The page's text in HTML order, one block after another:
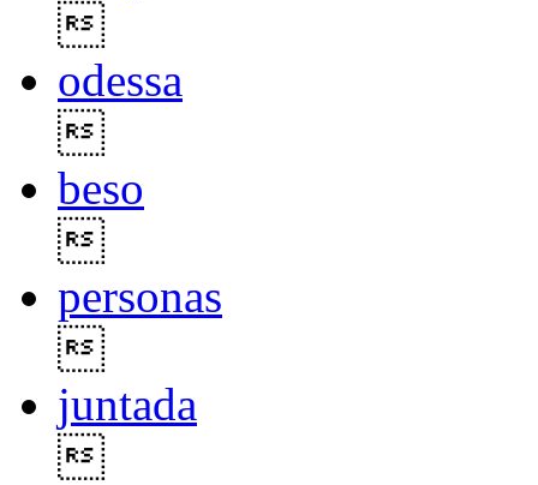
odessa
beso
personas
juntada